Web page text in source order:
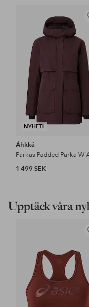
NYHET!
Áhkká
1 499 SEK
Upptäck våra